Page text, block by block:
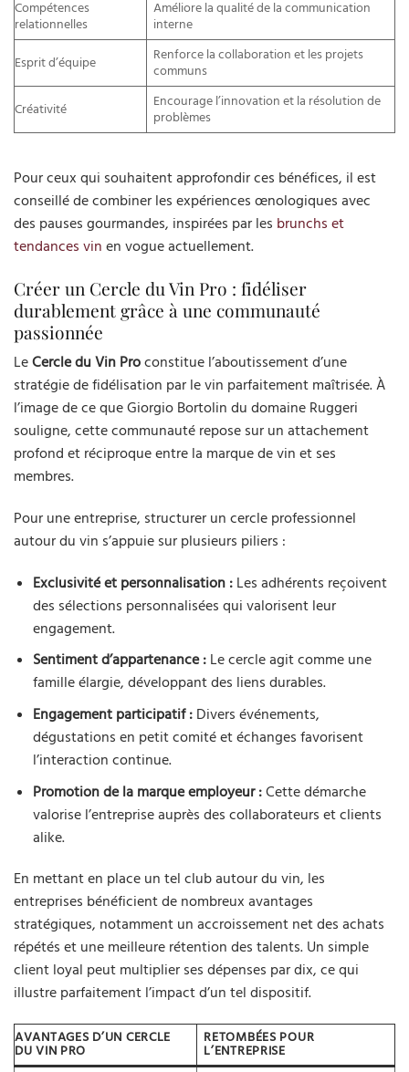
Compétences
relationnelles
Améliore la qualité de la communication
interne
Esprit d’équipe
Renforce la collaboration et les projets
communs
Créativité
Encourage l’innovation et la résolution de
problèmes
Pour ceux qui souhaitent approfondir ces bénéfices, il est
conseillé de combiner les expériences œnologiques avec
des pauses gourmandes, inspirées par les brunchs et
tendances vin en vogue actuellement.
Créer un Cercle du Vin Pro : fidéliser
durablement grâce à une communauté
passionnée
LeCercle du Vin Proconstitue l’aboutissement d’une
stratégie de fidélisation par le vin parfaitement maîtrisée. À
l’image de ce que Giorgio Bortolin du domaine Ruggeri
souligne, cette communauté repose sur un attachement
profond et réciproque entre la marque de vin et ses
membres.
Pour une entreprise, structurer un cercle professionnel
autour du vin s’appuie sur plusieurs piliers :
Exclusivité et personnalisation :Les adhérents reçoivent
des sélections personnalisées qui valorisent leur
engagement.
Sentiment d’appartenance :Le cercle agit comme une
famille élargie, développant des liens durables.
Engagement participatif :Divers événements,
dégustations en petit comité et échanges favorisent
l’interaction continue.
Promotion de la marque employeur :Cette démarche
valorise l’entreprise auprès des collaborateurs et clients
alike.
En mettant en place un tel club autour du vin, les
entreprises bénéficient de nombreux avantages
stratégiques, notamment un accroissement net des achats
répétés et une meilleure rétention des talents. Un simple
client loyal peut multiplier ses dépenses par dix, ce qui
illustre parfaitement l’impact d’un tel dispositif.
AVANTAGES D’UN CERCLE
DU VIN PRO
RETOMBÉES POUR
L’ENTREPRISE